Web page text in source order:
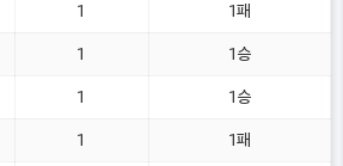
1 1패
1 1승
1 1승
1 1패